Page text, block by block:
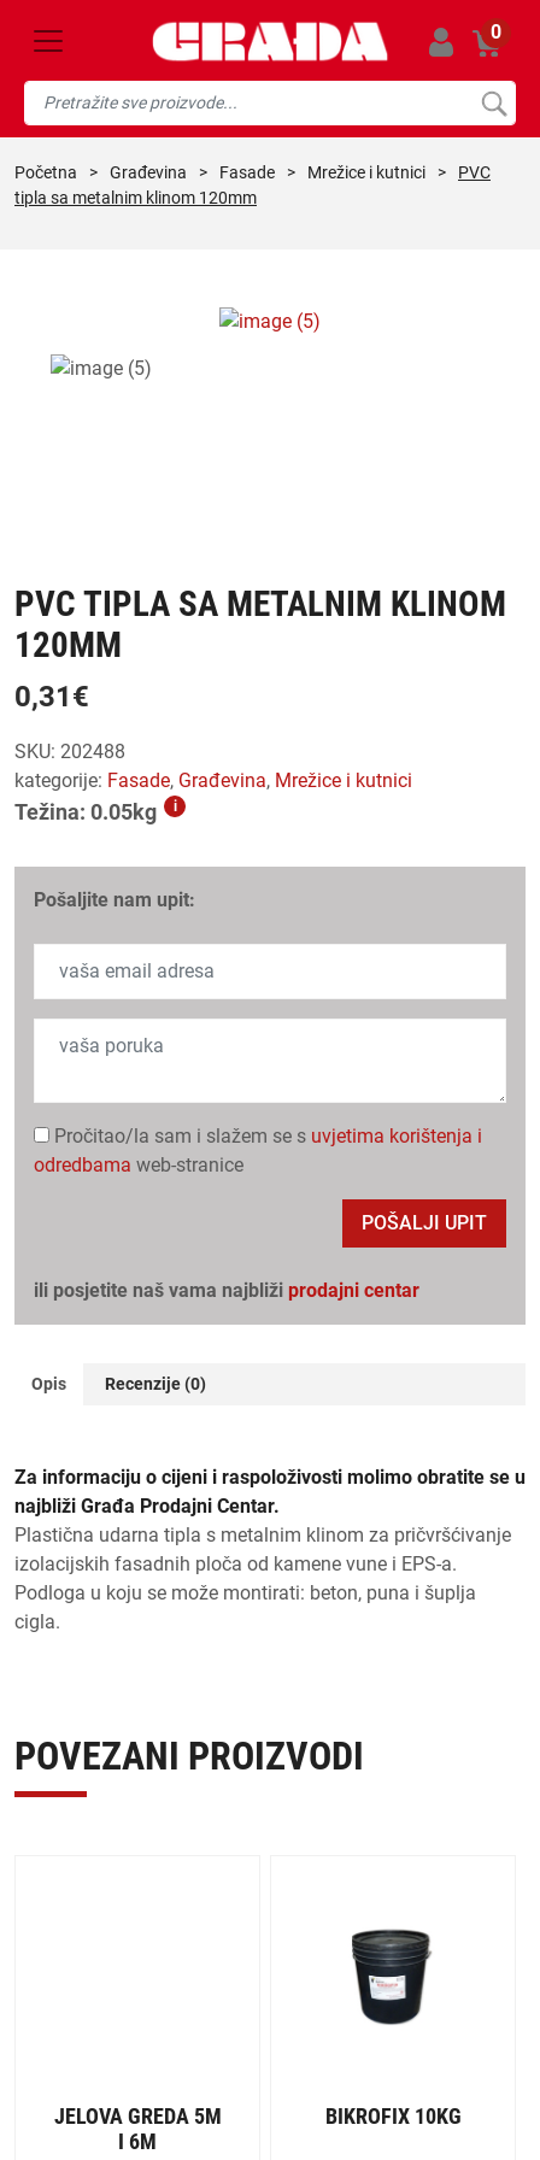
0
početna > građevina > fasade > mrežice i kutnici >
PVC
tipla sa metalnim klinom 120mm
PVC TIPLA SA METALNIM KLINOM
120MM
0,31€
SKU: 202488
kategorije:
fasade, građevina, mrežice i kutnici
Težina: 0.05kg i
Pošaljite nam upit:
Pročitao/la sam i slažem se s uvjetima korištenja i
odredbama web-stranice
POŠALJI UPIT
ili posjetite naš vama najbliži prodajni centar
Opis Recenzije (0)
Za informaciju o cijeni i raspoloživosti molimo obratite se u
najbliži Građa Prodajni Centar.
Plastična udarna tipla s metalnim klinom za pričvršćivanje
izolacijskih fasadnih ploča od kamene vune i EPS-a.
Podloga u koju se može montirati: beton, puna i šuplja
cigla.
POVEZANI PROIZVODI
JELOVA GREDA 5M
I 6M
BIKROFIX 10KG